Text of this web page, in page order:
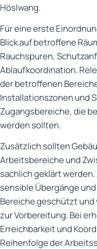
Höslwang.
Für eine erste
Blick auf betroffene
Rauchspuren,
Ablaufkoordination.
der betroffenen
Installationszonen und
Zugangsbereiche, die
werden sollten.
Zusätzlich sollten
Arbeitsbereiche und
sachlich geklärt
sensible Übergänge
Bereiche geschützt
zur Vorbereitung. Bei
Erreichbarkeit und
Reihenfolge der